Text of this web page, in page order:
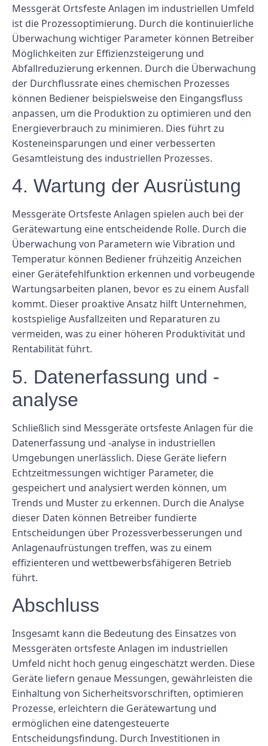
Messgerät Ortsfeste Anlagen im industriellen Umfeld
ist die Prozessoptimierung. Durch die kontinuierliche
Überwachung wichtiger Parameter können Betreiber
Möglichkeiten zur Effizienzsteigerung und
Abfallreduzierung erkennen. Durch die Überwachung
der Durchflussrate eines chemischen Prozesses
können Bediener beispielsweise den Eingangsfluss
anpassen, um die Produktion zu optimieren und den
Energieverbrauch zu minimieren. Dies führt zu
Kosteneinsparungen und einer verbesserten
Gesamtleistung des industriellen Prozesses.
4. Wartung der Ausrüstung
Messgeräte Ortsfeste Anlagen spielen auch bei der
Gerätewartung eine entscheidende Rolle. Durch die
Überwachung von Parametern wie Vibration und
Temperatur können Bediener frühzeitig Anzeichen
einer Gerätefehlfunktion erkennen und vorbeugende
Wartungsarbeiten planen, bevor es zu einem Ausfall
kommt. Dieser proaktive Ansatz hilft Unternehmen,
kostspielige Ausfallzeiten und Reparaturen zu
vermeiden, was zu einer höheren Produktivität und
Rentabilität führt.
5. Datenerfassung und -
analyse
Schließlich sind Messgeräte ortsfeste Anlagen für die
Datenerfassung und -analyse in industriellen
Umgebungen unerlässlich. Diese Geräte liefern
Echtzeitmessungen wichtiger Parameter, die
gespeichert und analysiert werden können, um
Trends und Muster zu erkennen. Durch die Analyse
dieser Daten können Betreiber fundierte
Entscheidungen über Prozessverbesserungen und
Anlagenaufrüstungen treffen, was zu einem
effizienteren und wettbewerbsfähigeren Betrieb
führt.
Abschluss
Insgesamt kann die Bedeutung des Einsatzes von
Messgeräten ortsfeste Anlagen im industriellen
Umfeld nicht hoch genug eingeschätzt werden. Diese
Geräte liefern genaue Messungen, gewährleisten die
Einhaltung von Sicherheitsvorschriften, optimieren
Prozesse, erleichtern die Gerätewartung und
ermöglichen eine datengesteuerte
Entscheidungsfindung. Durch Investitionen in